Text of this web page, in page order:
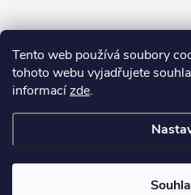
Tento web používá soubory
tohoto webu vyjadřujete
informacízde.
Copyright 2026